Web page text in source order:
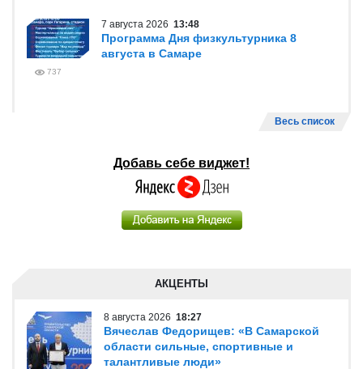
7 августа 2026 13:48
Программа Дня физкультурника 8
августа в Самаре
737
Весь список
Добавь себе виджет!
АКЦЕНТЫ
8 августа 2026 18:27
Вячеслав Федорищев: «В Самарской
области сильные, спортивные и
талантливые люди»